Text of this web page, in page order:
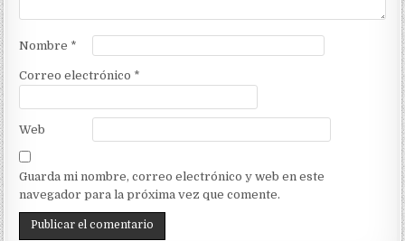
Nombre *
Correo electrónico *
Web
Guarda mi nombre, correo electrónico y web en este
navegador para la próxima vez que comente.